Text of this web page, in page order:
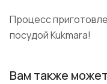
Процесс
посудой Kukmara!
Вам также